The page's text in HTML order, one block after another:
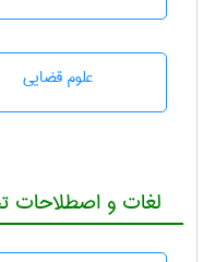
علوم قضایی
لغات و اصطلاحات